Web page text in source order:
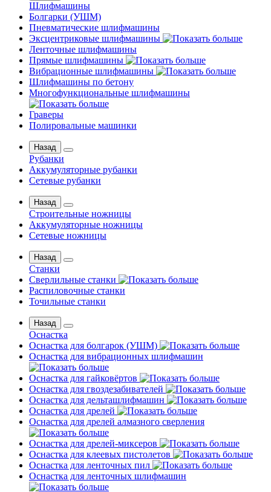
Шлифмашины
Бoлгаpки (УШM)
Пневматические шлифмашины
Эксцентриковые шлифмашины
Ленточные шлифмашины
Прямые шлифмашины
Вибрационные шлифмашины
Шлифмашины по бетону
Многофункциональные шлифмашины
Граверы
Полировальные машинки
Назад
Рубанки
Аккумуляторные рубанки
Сетевые рубанки
Назад
Строительные ножницы
Аккумуляторные ножницы
Сетевые ножницы
Назад
Станки
Сверлильные станки
Распиловочные станки
Точильные станки
Назад
Оснастка
Оснастка для болгарок (УШМ)
Оснастка для вибрационных шлифмашин
Оснастка для гайковёртов
Оснастка для гвоздезабивателей
Оснастка для дельташлифмашин
Оснастка для дрелей
Оснастка для дрелей алмазного сверления
Оснастка для дрелей-миксеров
Оснастка для клеевых пистолетов
Оснастка для ленточных пил
Оснастка для ленточных шлифмашин